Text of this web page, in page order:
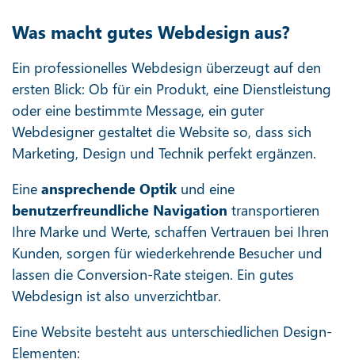
Was macht gutes Webdesign aus?
Ein professionelles Webdesign überzeugt auf den
ersten Blick: Ob für ein Produkt, eine Dienstleistung
oder eine bestimmte Message, ein guter
Webdesigner gestaltet die Website so, dass sich
Marketing, Design und Technik perfekt ergänzen.
Eine ansprechende Optik und eine
benutzerfreundliche Navigation transportieren
Ihre Marke und Werte, schaffen Vertrauen bei Ihren
Kunden, sorgen für wiederkehrende Besucher und
lassen die Conversion-Rate steigen. Ein gutes
Webdesign ist also unverzichtbar.
Eine Website besteht aus unterschiedlichen Design-
Elementen: